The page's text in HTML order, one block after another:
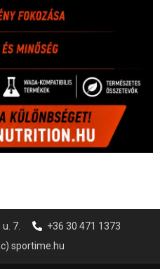
7.
+36 30 471 1373
sportime.hu